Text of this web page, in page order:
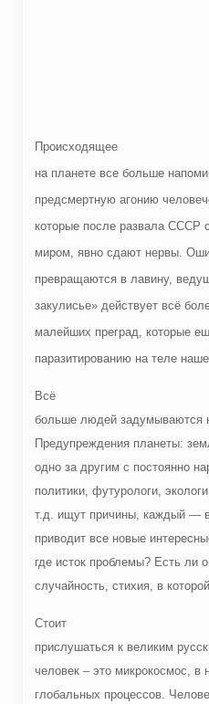
Происходящее
на планете все больше
предсмертную агонию
которые после развала СССР
миром, явно сдают нервы.
превращаются в лавину,
закулисье» действует всё
малейших преград, которые
паразитированию на теле
Всё
больше людей задумываются
Предупреждения планеты:
одно за другим с постоянно
политики, футурологи,
т.д. ищут причины, каждый —
приводит все новые
где исток проблемы? Есть ли
случайность, стихия, в
Стоит
прислушаться к великим
человек – это микрокосмос, в
глобальных процессов.